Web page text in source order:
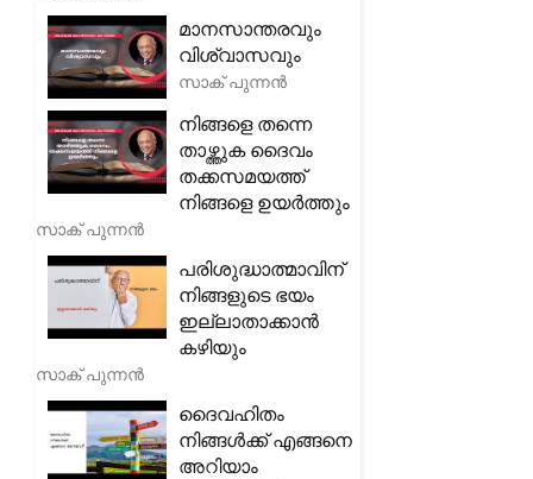
മാനസാന്തരവും
വിശ്വാസവും
സാക് പുന്നൻ
നിങ്ങളെ തന്നെ
താഴ്ത്തുക ദൈവം
തക്കസമയത്ത്
നിങ്ങളെ ഉയർത്തും
സാക് പുന്നൻ
പരിശുദ്ധാത്മാവിന്
നിങ്ങളുടെ ഭയം
ഇല്ലാതാക്കാൻ
കഴിയും
സാക് പുന്നൻ
ദൈവഹിതം
നിങ്ങൾക്ക് എങ്ങനെ
അറിയാം